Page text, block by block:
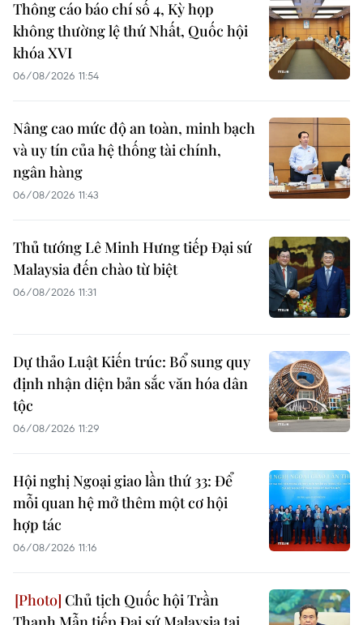
Thông cáo báo chí số 4, Kỳ họp
không thường lệ thứ Nhất, Quốc hội
khóa XVI
06/08/2026 11:54
Nâng cao mức độ an toàn, minh bạch
và uy tín của hệ thống tài chính,
ngân hàng
06/08/2026 11:43
Thủ tướng Lê Minh Hưng tiếp Đại sứ
Malaysia đến chào từ biệt
06/08/2026 11:31
Dự thảo Luật Kiến trúc: Bổ sung quy
định nhận diện bản sắc văn hóa dân
tộc
06/08/2026 11:29
Hội nghị Ngoại giao lần thứ 33: Để
mỗi quan hệ mở thêm một cơ hội
hợp tác
06/08/2026 11:16
Chủ tịch Quốc hội Trần